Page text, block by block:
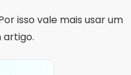
isso vale mais usar um
artigo.